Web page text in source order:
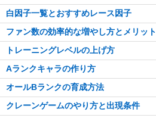
白因子一覧とおすすめレース因子
ファン数の効率的な増やし方とメリット
トレーニングレベルの上げ方
Aランクキャラの作り方
オールBランクの育成方法
クレーンゲームのやり方と出現条件